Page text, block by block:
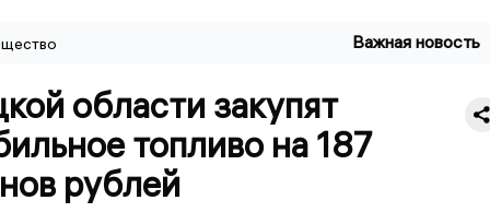
Важная новость
области закупят
топливо на 187
рублей